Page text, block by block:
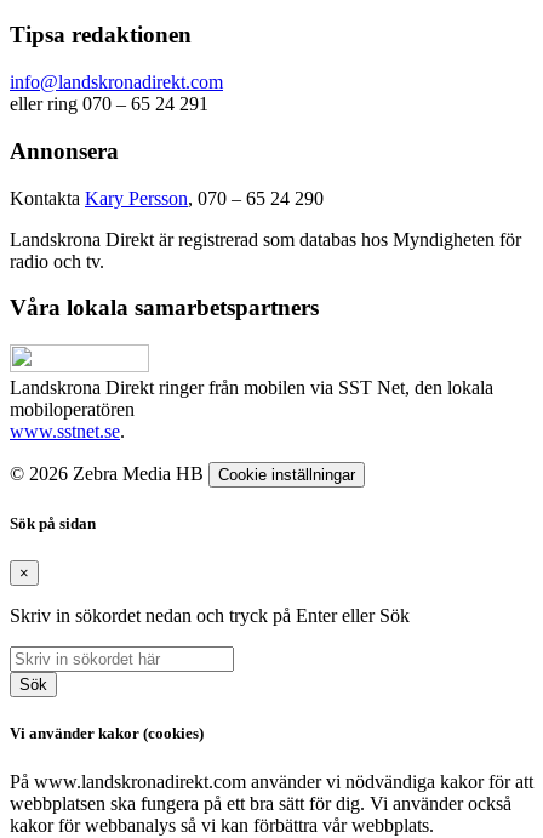
Tipsa redaktionen
info@landskronadirekt.com
eller ring 070 – 65 24 291
Annonsera
Kontakta Kary Persson, 070 – 65 24 290
Landskrona Direkt är registrerad som databas hos Myndigheten för
radio och tv.
Våra lokala samarbetspartners
Landskrona Direkt ringer från mobilen via SST Net, den lokala
mobiloperatören
www.sstnet.se.
© 2026 Zebra Media HB Cookie inställningar
Sök på sidan
×
Skriv in sökordet nedan och tryck på Enter eller Sök
Sök
Vi använder kakor (cookies)
På www.landskronadirekt.com använder vi nödvändiga kakor för att
webbplatsen ska fungera på ett bra sätt för dig. Vi använder också
kakor för webbanalys så vi kan förbättra vår webbplats.